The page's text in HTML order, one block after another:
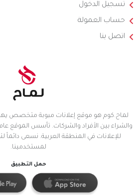
تسجيل الدخول
حساب العمولة
اتصل بنا
لماح.كوم هو موقع إعلانات مبوبة متخصص
للإعلانات في المنطقة العربية. نسعى دائماً
لمستخدمينا.
حمل التطبيق